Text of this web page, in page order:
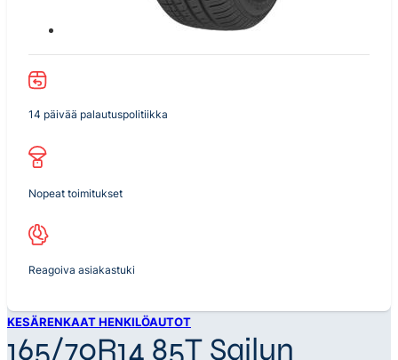
14 päivää palautuspolitiikka
Nopeat toimitukset
Reagoiva asiakastuki
KESÄRENKAAT HENKILÖAUTOT
165/70R14 85T Sailun